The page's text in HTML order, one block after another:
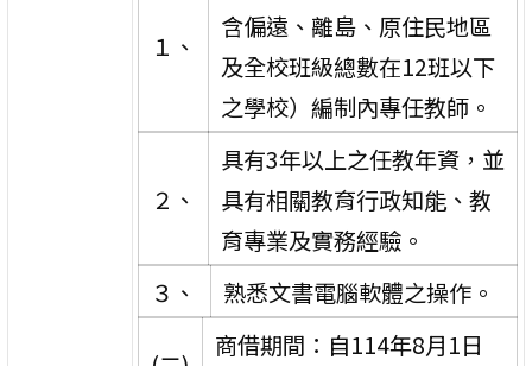
１、
含偏遠、離島、原住民地區
及全校班級總數在12班以下
之學校）編制內專任教師。
２、
具有3年以上之任教年資，並
具有相關教育行政知能、教
育專業及實務經驗。
３、
熟悉文書電腦軟體之操作。
商借期間：自114年8月1日